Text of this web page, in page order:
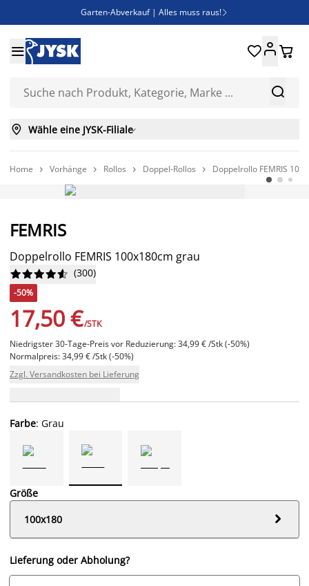
Garten-Abverkauf | Alles muss raus! 
Bist du Unternehmer? Entdecke JYSK-B2B
Esszimmerstuhl ADSLEV um nur 40€


 
 Wähle eine JYSK-Filiale
Home  Vorhänge  Rollos  Doppel-Rollos  Doppelrollo FEMRIS
FEMRIS
Doppelrollo FEMRIS 100x180cm grau





 (300)
-50%
17,50 €/STK
Niedrigster 30-Tage-Preis vor Reduzierung: 34,99 € /Stk (-50%)
Normalpreis: 34,99 € /Stk (-50%)
Zzgl. Versandkosten bei Lieferung
Farbe: Grau
Größe
100x180

Lieferung oder Abholung?